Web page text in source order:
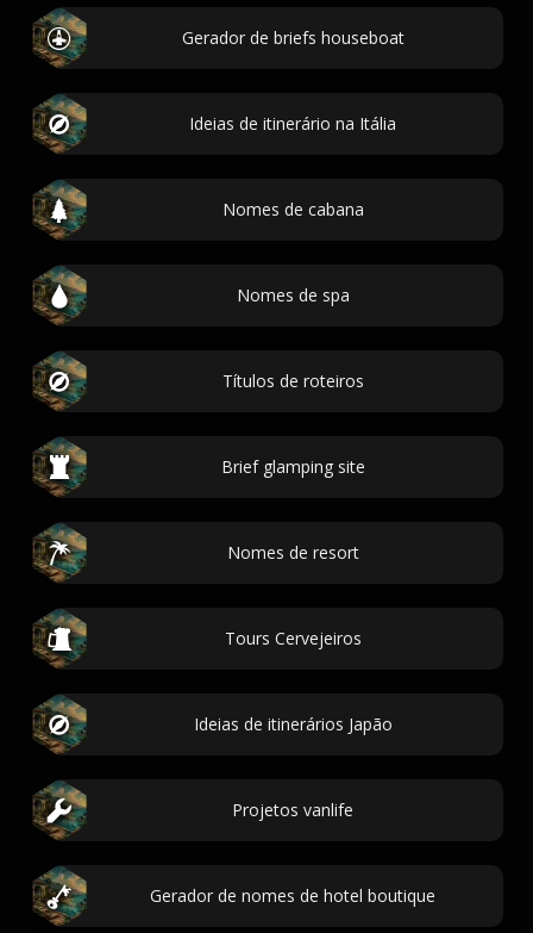
Gerador de briefs houseboat
Ideias de itinerário na Itália
Nomes de cabana
Nomes de spa
Títulos de roteiros
Brief glamping site
Nomes de resort
Tours Cervejeiros
Ideias de itinerários Japão
Projetos vanlife
Gerador de nomes de hotel boutique